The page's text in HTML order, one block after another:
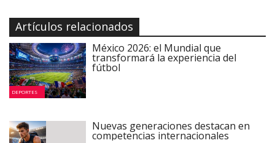
Artículos relacionados
DEPORTES
México 2026: el Mundial que
transformará la experiencia del
fútbol
Nuevas generaciones destacan en
competencias internacionales